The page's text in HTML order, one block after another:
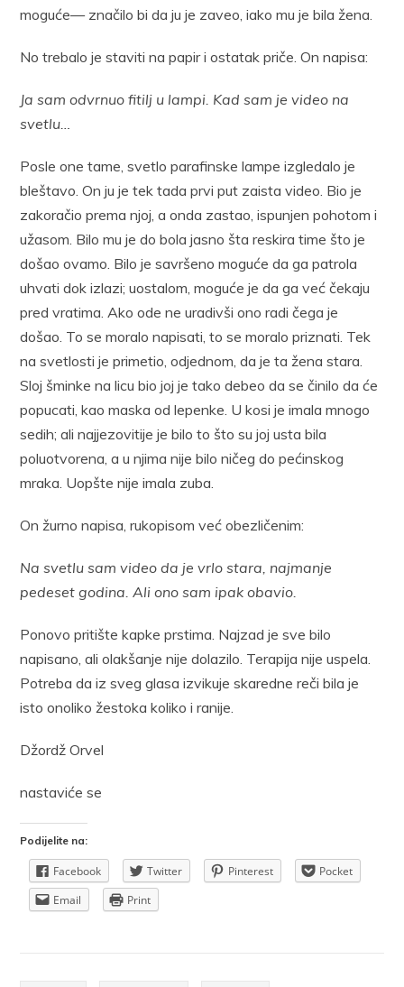
moguće— značilo bi da ju je zaveo, iako mu je bila žena.
No trebalo je staviti na papir i ostatak priče. On napisa:
Ja sam odvrnuo fitilj u lampi. Kad sam je video na
svetlu…
Posle one tame, svetlo parafinske lampe izgledalo je
bleštavo. On ju je tek tada prvi put zaista video. Bio je
zakoračio prema njoj, a onda zastao, ispunjen pohotom i
užasom. Bilo mu je do bola jasno šta reskira time što je
došao ovamo. Bilo je savršeno moguće da ga patrola
uhvati dok izlazi; uostalom, moguće je da ga već čekaju
pred vratima. Ako ode ne uradivši ono radi čega je
došao. To se moralo napisati, to se moralo priznati. Tek
na svetlosti je primetio, odjednom, da je ta žena stara.
Sloj šminke na licu bio joj je tako debeo da se činilo da će
popucati, kao maska od lepenke. U kosi je imala mnogo
sedih; ali najjezovitije je bilo to što su joj usta bila
poluotvorena, a u njima nije bilo ničeg do pećinskog
mraka. Uopšte nije imala zuba.
On žurno napisa, rukopisom već obezličenim:
Na svetlu sam video da je vrlo stara, najmanje
pedeset godina. Ali ono sam ipak obavio.
Ponovo pritište kapke prstima. Najzad je sve bilo
napisano, ali olakšanje nije dolazilo. Terapija nije uspela.
Potreba da iz sveg glasa izvikuje skaredne reči bila je
isto onoliko žestoka koliko i ranije.
Džordž Orvel
nastaviće se
Podijelite na:
Facebook Twitter Pinterest
Pocket
Email
Print